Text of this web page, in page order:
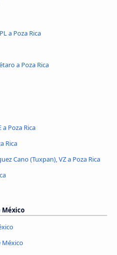
a Poza Rica
a Poza Rica
Poza Rica
Rica
Cano (Tuxpan), VZ a Poza Rica
México
México